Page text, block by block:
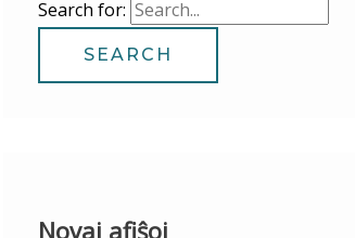
Search for:
Novaj afiŝoj